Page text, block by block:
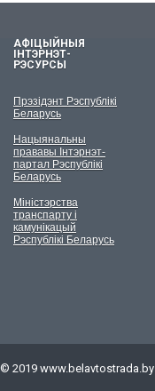
АФІЦЫЙНЫЯ
ІНТЭРНЭТ-
РЭСУРСЫ
Прэзідэнт Рэспублікі
Беларусь
Нацыянальны
прававы Інтэрнэт-
партал Рэспублікі
Беларусь
Міністэрства
транспарту і
камунікацый
Рэспублікі Беларусь
© 2019 www.belavtostrada.by